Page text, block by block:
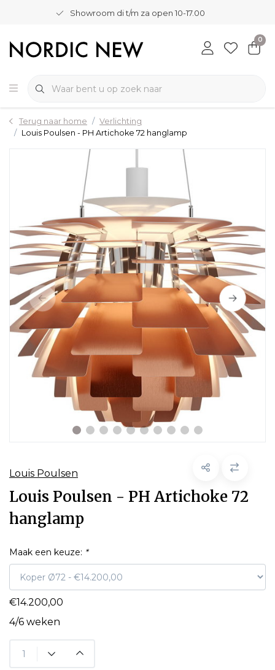
Showroom di t/m za open 10-17.00
0
Terug naar home
Verlichting
Louis Poulsen - PH Artichoke 72 hanglamp
Louis Poulsen
Louis Poulsen - PH Artichoke 72
hanglamp
Maak een keuze: *
€14.200,00
4/6 weken